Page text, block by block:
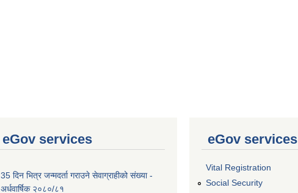
eGov services
35 दिन भित्र जन्मदर्ता गराउने सेवाग्राहीको संख्या -
अर्धवार्षिक २०८०/८१
eGov services
Vital Registration
Social Security